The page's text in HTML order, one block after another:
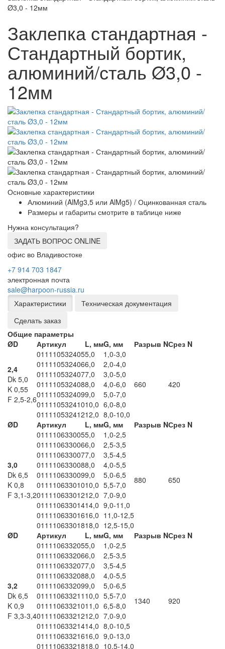
Ø3,0 - 12мм
Заклепка стандартная -
Стандартный бортик,
алюминий/сталь Ø3,0 -
12мм
Основные характеристики
Алюминий (AlMg3,5 или AlMg5) / Оцинкованная сталь
Размеры и габариты смотрите в таблице ниже
Нужна консультация?
ЗАДАТЬ ВОПРОС ONLINE
офис во Владивостоке
+7 914 703 1847
электронная почта
sale@harpoon-russia.ru
Характеристики
Техническая документация
Сделать заказ
Общие параметры
ØD
Артикул L, ммG, мм Разрыв NСрез N
2,4
Dk 5,0
K 0,55
F 2,5-2,6
0111105324055,0 1,0-3,0
660 420
0111105324066,0
2,0-4,0
0111105324077,0
3,0-5,0
0111105324088,0
4,0-6,0
0111105324099,0
5,0-7,0
01111053241010,0 6,0-8,0
01111053241212,0 8,0-10,0
ØD
Артикул L, ммG, мм Разрыв NСрез N
3,0
Dk 6,5
K 0,8
F 3,1-3,2
0111106330055,0 1,0-2,5
880 650
0111106330066,0
2,5-3,5
0111106330077,0
3,5-4,5
0111106330088,0
4,0-5,5
0111106330099,0
5,0-6,5
01111063301010,0 5,5-7,0
01111063301212,0 7,0-9,0
01111063301414,0 9,0-11,0
01111063301616,0 11,0-12,5
01111063301818,0 12,5-15,0
ØD
Артикул L, ммG, мм Разрыв NСрез N
3,2
Dk 6,5
K 0,9
F 3,3-3,4
0111106332055,0 1,0-2,5
1340 920
0111106332066,0
2,5-3,5
0111106332077,0
3,5-4,5
0111106332088,0
4,0-5,5
0111106332099,0
5,0-6,5
011110633211 10,0 5,5-7,0
01111063321011,0 6,5-8,0
01111063321212,0 7,0-9,0
01111063321414,0 8,0-10,5
01111063321616,0 9,0-13,0
01111063321818,0 10,5-14,0